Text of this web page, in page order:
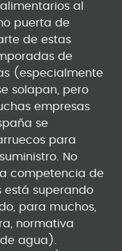
al
puerta de
de estas
de
(especialmente
solapan, pero
empresas
se
para
No
competencia de
está superando
para muchos,
normativa
agua).